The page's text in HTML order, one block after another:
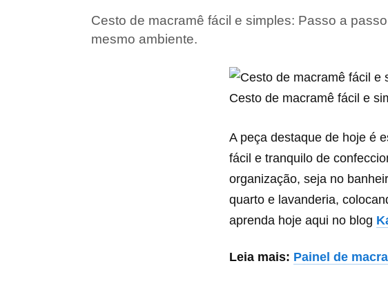
Cesto de macramê fácil e simples: Passo a
mesmo ambiente.
Cesto de macramê fácil e
A peça destaque de hoje é
fácil e tranquilo de
organização, seja no
quarto e lavanderia,
aprenda hoje aqui no blog
Leia mais: Painel de